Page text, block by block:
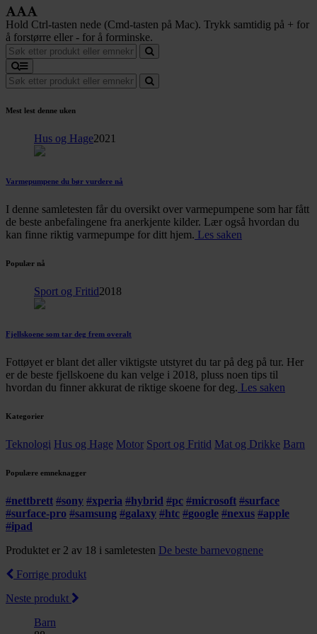
Hold Ctrl-tasten nede (Cmd-tasten på Mac). Trykk samtidig på + for
å forstørre eller - for å forminske.
Mest lest denne uken
Hus og Hage2021
Varmepumpene du bør vurdere nå
I denne samletesten får du oversikt over varmepumpene som har fått
de beste anbefalingene fra anerkjente kilder. Lær også hvordan du
kan finne riktig varmepumpe for ditt hjem. Les saken
Populær nå
Sport og Fritid2018
Fjellskoene som tar deg frem overalt
Fottøyet er blant det aller viktigste utstyret du tar på deg på tur. Her
er de beste fjellskoene du kan velge i 2018, pluss noen tips til
hvordan du finner akkurat de riktige skoene for deg. Les saken
Kategorier
Teknologi Hus og Hage Motor Sport og Fritid Mat og Drikke Barn
Populære emneknagger
#nettbrett #sony #xperia #hybrid #pc #microsoft #surface
#surface-pro #samsung #galaxy #htc #google #nexus #apple
#ipad
Produktet er 2 av 18 i samletesten De beste barnevognene
Forrige produkt
Neste produkt
Barn